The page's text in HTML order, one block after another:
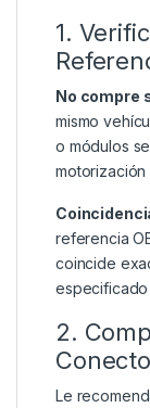
1.
No compre
mismo
o módulos
motorización
referencia
coincide
especificado
2.
Le